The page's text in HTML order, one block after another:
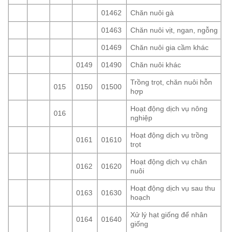
01462 Chăn nuôi gà
01463 Chăn nuôi vịt, ngan, ngỗng
01469 Chăn nuôi gia cầm khác
0149 01490 Chăn nuôi khác
015 0150 01500
Trồng trọt, chăn nuôi hỗn
hợp
016
Hoạt động dịch vụ nông
nghiệp
0161 01610
Hoạt động dịch vụ trồng
trọt
0162 01620
Hoạt động dịch vụ chăn
nuôi
0163 01630
Hoạt động dịch vụ sau thu
hoạch
0164 01640
Xử lý hạt giống để nhân
giống